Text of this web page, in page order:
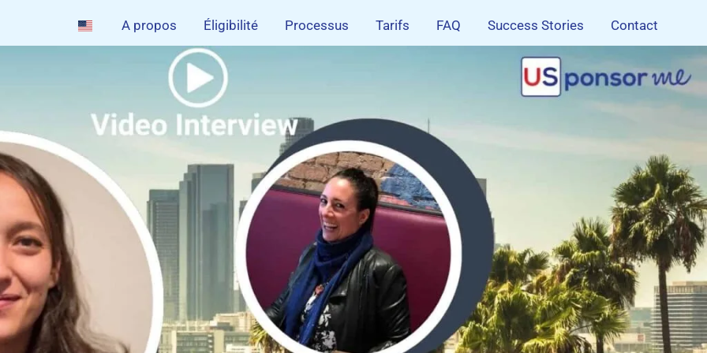
A propos Éligibilité Processus Tarifs FAQ Success Stories Contact